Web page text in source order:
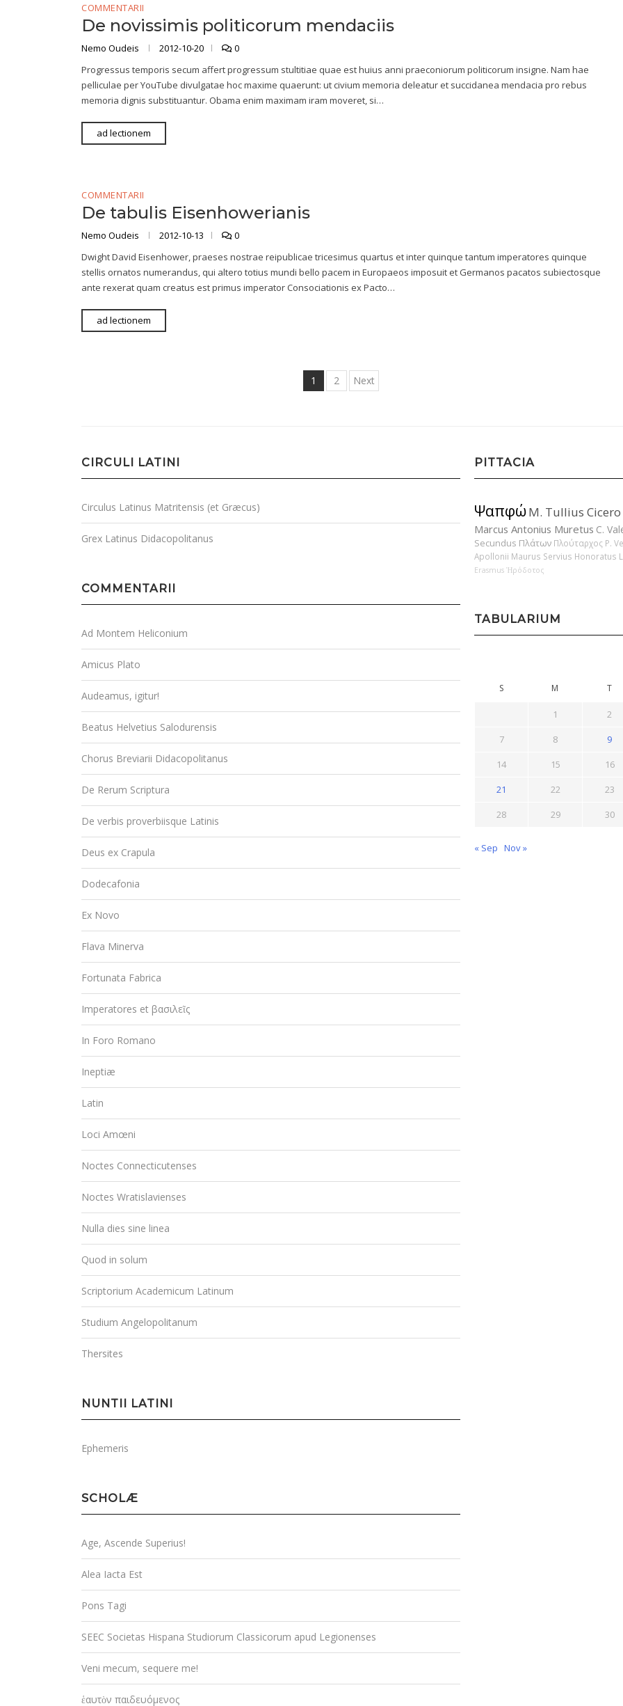
COMMENTARII
De novissimis politicorum mendaciis
Nemo Oudeis 2012-10-20
0
Progressus temporis secum affert progressum stultitiae quae est huius anni praeconiorum politicorum insigne. Nam hae
pelliculae per YouTube divulgatae hoc maxime quaerunt: ut civium memoria deleatur et succidanea mendacia pro rebus
memoria dignis substituantur. Obama enim maximam iram moveret, si…
ad lectionem
COMMENTARII
De tabulis Eisenhowerianis
Nemo Oudeis 2012-10-13
0
Dwight David Eisenhower, praeses nostrae reipublicae tricesimus quartus et inter quinque tantum imperatores quinque
stellis ornatos numerandus, qui altero totius mundi bello pacem in Europaeos imposuit et Germanos pacatos subiectosque
ante rexerat quam creatus est primus imperator Consociationis ex Pacto…
ad lectionem
1 2 Next
CIRCULI LATINI
Circulus Latinus Matritensis (et Græcus)
Grex Latinus Didacopolitanus
COMMENTARII
Ad Montem Heliconium
Amicus Plato
Audeamus, igitur!
Beatus Helvetius Salodurensis
Chorus Breviarii Didacopolitanus
De Rerum Scriptura
De verbis proverbiisque Latinis
Deus ex Crapula
Dodecafonia
Ex Novo
Flava Minerva
Fortunata Fabrica
Imperatores et βασιλεῖς
In Foro Romano
Ineptiæ
Latin
Loci Amœni
Noctes Connecticutenses
Noctes Wratislavienses
Nulla dies sine linea
Quod in solum
Scriptorium Academicum Latinum
Studium Angelopolitanum
Thersites
NUNTII LATINI
Ephemeris
SCHOLÆ
Age, Ascende Superius!
Alea Iacta Est
Pons Tagi
SEEC Societas Hispana Studiorum Classicorum apud Legionenses
Veni mecum, sequere me!
ἑαυτὸν παιδευόμενος
PITTACIA
ΨαπφώM. Tullius Cicero
Marcus Antonius Muretus C.
Secundus Πλάτων Πλούταρχος P.
Apollonii Maurus Servius Honoratus
Erasmus Ἡρόδοτος
TABULARIUM
S M T
1 2
7
8 9
14
15 16
21
22 23
28
29 30
« Sep Nov »